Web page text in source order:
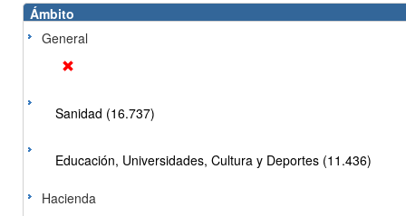
Ámbito
General
Sanidad (16.737)
Educación, Universidades, Cultura y Deportes (11.436)
Hacienda